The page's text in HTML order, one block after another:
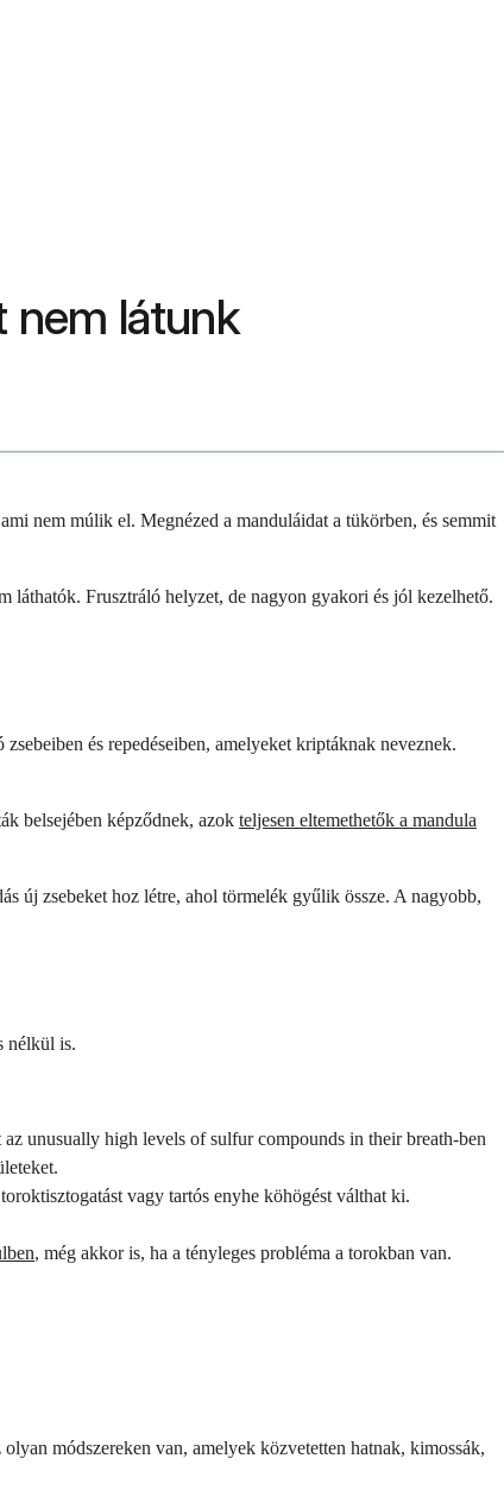
nem látunk
nem múlik el. Megnézed a manduláidat a tükörben, és semmit
láthatók. Frusztráló helyzet, de nagyon gyakori és jól kezelhető.
és repedéseiben, amelyeket kriptáknak neveznek.
belsejében képződnek, azok teljesen eltemethetők a mandula
új zsebeket hoz létre, ahol törmelék gyűlik össze. A nagyobb,
nélkül is.
unusually high levels of sulfur compounds in their breath-ben
vagy tartós enyhe köhögést válthat ki.
, még akkor is, ha a tényleges probléma a torokban van.
módszereken van, amelyek közvetetten hatnak, kimossák,